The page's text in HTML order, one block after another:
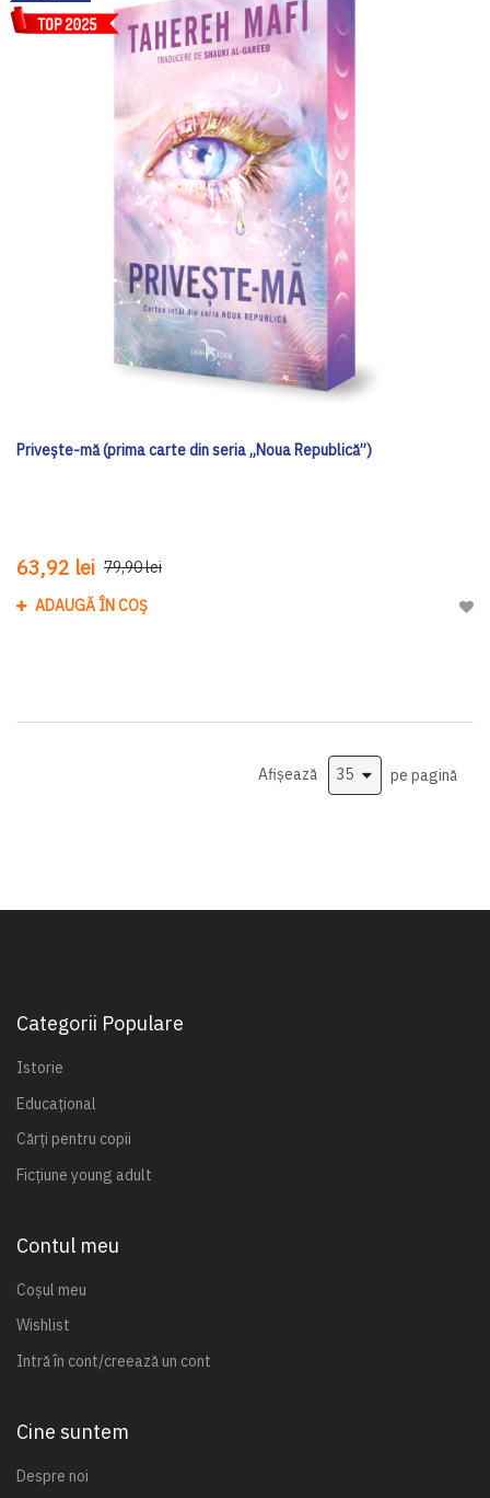
Privește-mă (prima carte din seria „Noua Republică”)
63,92 lei 79,90 lei
ADAUGĂ ÎN COȘ
Afișează pe pagină
Categorii Populare
Istorie
Educațional
Cărți pentru copii
Ficțiune young adult
Contul meu
Coșul meu
Wishlist
Intră în cont/creează un cont
Cine suntem
Despre noi